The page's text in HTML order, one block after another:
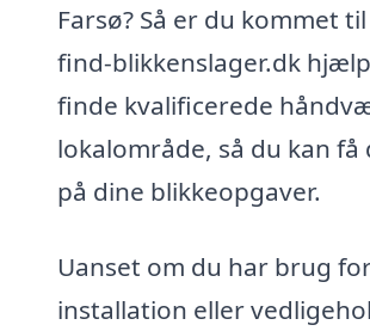
Farsø? Så er du kommet
find-blikkenslager.dk
finde kvalificerede
lokalområde, så du kan
på dine blikkeopgaver.
Uanset om du har brug
installation eller